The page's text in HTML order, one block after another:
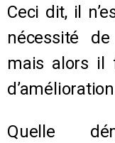
Ceci dit, il
nécessité
mais alors il
Quelle